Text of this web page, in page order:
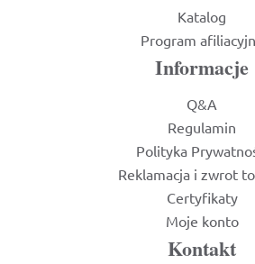
Katalog
Program
Informacje
Q&A
Regulamin
Polityka
Reklamacja i zwrot
Certyfikaty
Moje konto
Kontakt